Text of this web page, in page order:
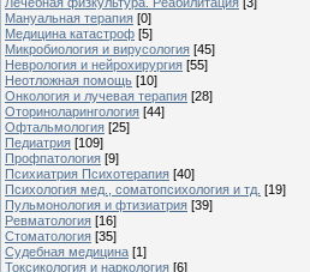
Мануальная терапия [0]
Медицина катастроф [5]
Микробиология и вирусология [45]
Неврология и нейрохирургия [55]
Неотложная помощь [10]
Онкология и лучевая терапия [28]
Оториноларингология [44]
Офтальмология [25]
Педиатрия [109]
Профпатология [9]
Психиатрия Психотерапия [40]
Психология мед., соматопсихология и тд. [19]
Пульмонология и фтизиатрия [39]
Ревматология [16]
Стоматология [35]
Судебная медицина [1]
Токсикология и наркология [6]